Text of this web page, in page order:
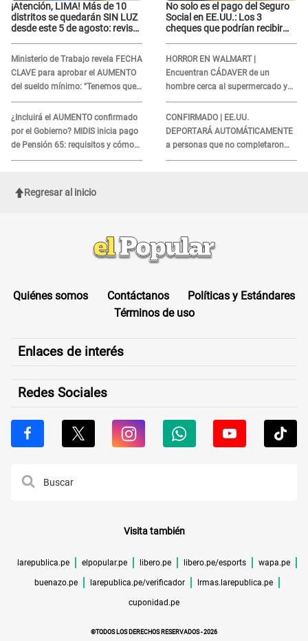
¡Atención, LIMA! Más de 10
distritos se quedarán SIN LUZ
desde este 5 de agosto: revisa
Ministerio de Trabajo revela FECHA
CLAVE para aprobar el AUMENTO
del sueldo mínimo: "Tenemos que
activar..."
¿Incluirá el AUMENTO confirmado
por el Gobierno? MIDIS inicia pago
de Pensión 65: requisitos y cómo
obtener el beneficio economico
No solo es el pago del Seguro
Social en EE.UU.: Los 3
cheques que podrían recibir
HORROR EN WALMART |
Encuentran CÁDAVER de un
hombre cerca al supermercado y
esto reveló la autopsia que le
realizaron
CONFIRMADO | EE.UU.
DEPORTARÁ AUTOMÁTICAMENTE
a personas que no completaron
este formulario clave
Regresar al inicio
Quiénes somos Contáctanos
Políticas y Estándares
Términos de uso
Enlaces de interés
Redes Sociales
Visita también
larepublica.pe elpopular.pe libero.pe libero.pe/esports wapa.pe
buenazo.pe larepublica.pe/verificador lrmas.larepublica.pe
cuponidad.pe
©TODOS LOS DERECHOS RESERVADOS -2026